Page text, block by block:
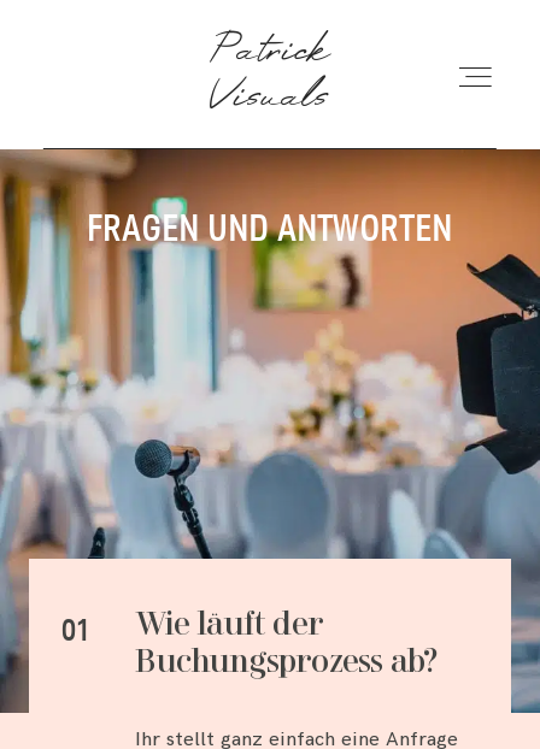
Patrick
Visuals
Patrick Visuals
PREISE
KONTAKT
KUNDENZUGANG 📸
FRAGEN UND ANTWORTEN
Wie läuft der
Buchungsprozess ab?
01
Ihr stellt ganz einfach eine Anfrage